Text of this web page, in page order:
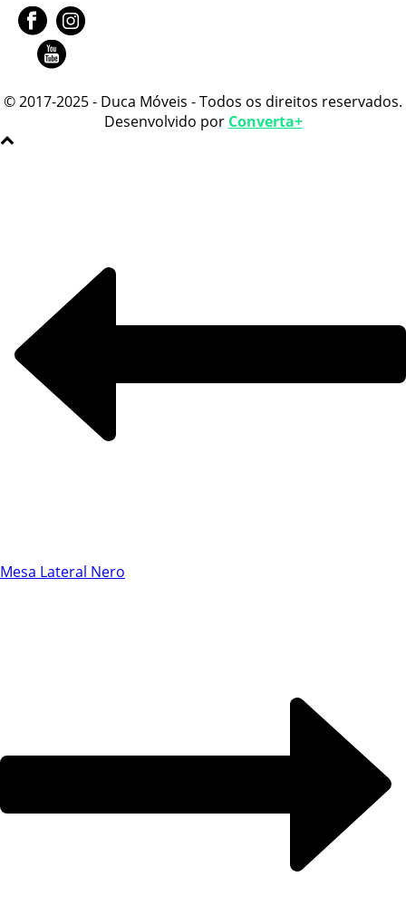
© 2017-2025 - Duca Móveis - Todos os direitos reservados.
Desenvolvido por Converta+
Mesa Lateral Nero
Ao informar meus dados e clicar em ‘INICIAR CONVERSA’, eu